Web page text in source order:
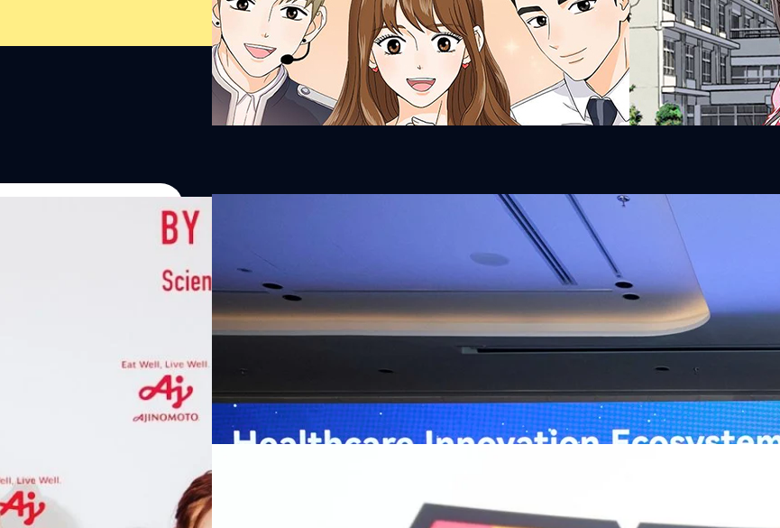
ร่วมเปิดเผย
างอาหาร และข้อมูลพฤติกรรม
งมีมูลค่ามากกว่า 1.5 ล้านล้าน
รกิจเทคโนโลยีและองค์
(การใช้
หัวเว่ยเดินหน้าปฏิวัติวงการสาธารณสุขไทยด้วย AI เปิดตัว 4 นวัตกรรมเปลี่ยน
เกมเร่งเครื่อง AI เพื่อการแพทย์ในประเทศไทย
กรุงเทพฯ, 7 สิงหาคม 2569 — หัวเว่ย จัดงาน “Huawei AI+ Healthcare Summit” ภายใต้งาน Huawei
Thailand Digital & AI Summit 2026 รวมผู้นำด้านนโยบายสาธารณสุข ผู้บริหารโรงพยาบาลชั้นนำ และ
พันธมิตรด้านเทคโนโลยีจากไทยและจีน ร่วมขับเคลื่อนอนาคตของระบบสาธารณสุขไทยด้วยนวัตกรรมและ
ปัญญาประดิษฐ์ (AI) พร้อมประกาศความร่วมมือครั้งสำคัญเพื่อยกระดับ Healthcare Ecosystem ของ
ประเทศอย่างเป็นทางการ นายปีเตอร์ จาง ประธานกลุ่มธุรกิจการศึกษาและสาธารณสุขต่างประเทศ บริษัท หัว
เว่ย เทคโนโลยี่ จำกัด ได้กล่าวถึงความมุ่งมั่นของหัวเว่ยในการสนับสนุนการเปลี่ยนผ่านสู่ยุคดิจิทัลของระบบ
สาธารณสุขไทย และบทบาทของเทคโนโลยี AI ในการยกระดับคุณภาพการให้บริการทางการแพทย์ให้เข้าถึง
ประชาชนได้อย่างทั่วถึงมากขึ้น ภายใต้แนวคิด “AI for Health, Health for All” “วันนี้ปัญญาประดิษฐ์กำลังเข้า
มาเปลี่ยนแปลงอุตสาหกรรมสาธารณสุขอย่างรวดเร็ว หัวเว่ยมีประสบการณ์ตรงจากการพัฒนาแพลตฟอร์ม
หลายแห่งในจีน เราเชื่อมั่นว่าความร่วมมือระหว่างหัวเว่ยกับพันธมิตรไทยในวันนี้จะช่วยผลักดันวิสัยทัศน์…
Read More
Recurring Revenue เร่งเครื่อง New Growth Engine พร้อมจ่ายปันผล 0.10